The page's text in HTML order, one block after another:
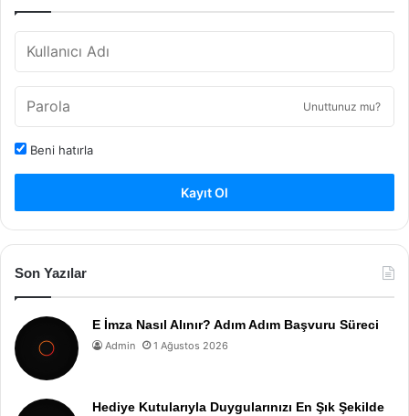
Unuttunuz mu?
Beni hatırla
Kayıt Ol
Son Yazılar
E İmza Nasıl Alınır? Adım Adım Başvuru Süreci
Admin 1 Ağustos 2026
Hediye Kutularıyla Duygularınızı En Şık Şekilde